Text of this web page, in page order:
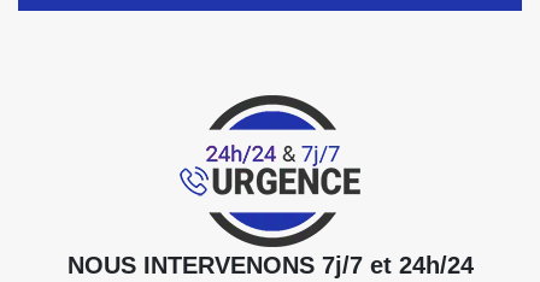
NOUS INTERVENONS 7j/7 et 24h/24